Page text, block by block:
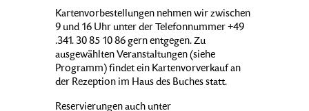
Kartenvorbestellungen nehmen wir zwischen
9 und 16 Uhr unter der Telefonnummer +49
.341. 30 85 10 86 gern entgegen. Zu
ausgewählten Veranstaltungen (siehe
Programm) findet ein Kartenvorverkauf an
der Rezeption im Haus des Buches statt.
Reservierungen auch unter